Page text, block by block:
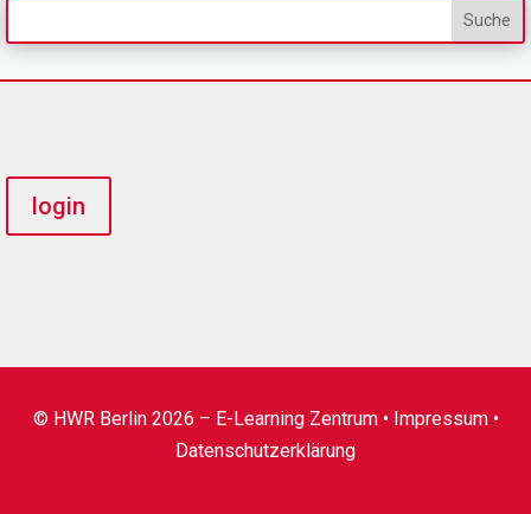
login
© HWR Berlin 2026 – E-Learning Zentrum • Impressum•
Datenschutzerklärung